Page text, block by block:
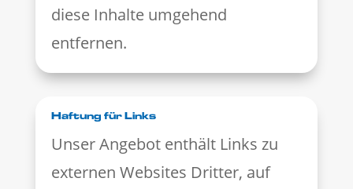
diese Inhalte umgehend
entfernen.
Haftung für Links
Unser Angebot enthält Links zu
externen Websites Dritter, auf